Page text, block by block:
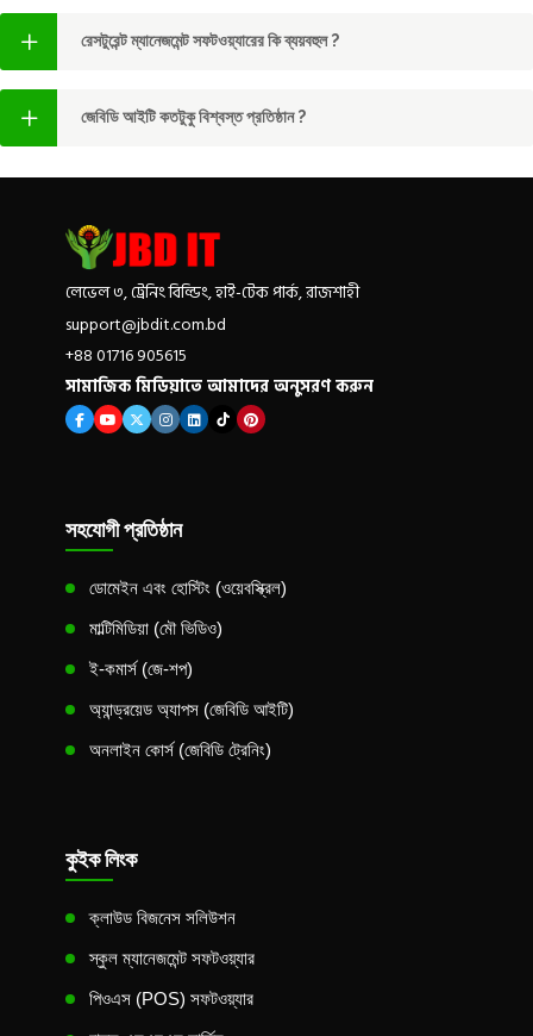
রেসটুরেন্ট ম্যানেজমেন্ট সফটওয়্যারের কি ব্যয়বহুল ?
জেবিডি আইটি কতটুকু বিশ্বস্ত প্রতিষ্ঠান ?
লেভেল ৩, ট্রেনিং বিল্ডিং, হাই-টেক পার্ক, রাজশাহী
support@jbdit.com.bd
+88 01716 905615
সামাজিক মিডিয়াতে আমাদের অনুসরণ করুন
সহযোগী প্রতিষ্ঠান
ডোমেইন এবং হোস্টিং (ওয়েবস্ক্রিল)
মাল্টিমিডিয়া (মৌ ভিডিও)
ই-কমার্স (জে-শপ)
অ্যান্ড্রয়েড অ্যাপস (জেবিডি আইটি)
অনলাইন কোর্স (জেবিডি ট্রেনিং)
কুইক লিংক
ক্লাউড বিজনেস সলিউশন
স্কুল ম্যানেজমেন্ট সফটওয়্যার
পিওএস (POS) সফটওয়্যার